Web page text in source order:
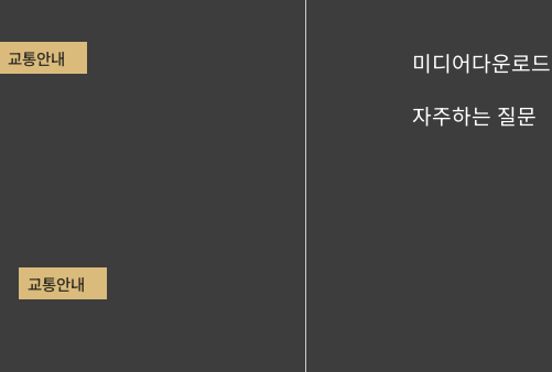
교통안내
교통안내
미디어다운로드
자주하는 질문